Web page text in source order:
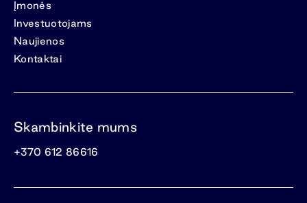
Įmonės
Investuotojams
Naujienos
Kontaktai
Skambinkite mums
+370 612 86616